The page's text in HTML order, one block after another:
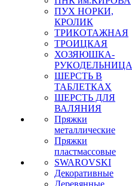
ПУХ НОРКИ,
КРОЛИК
ТРИКОТАЖНАЯ
ТРОИЦКАЯ
ХОЗЯЮШКА-
РУКОДЕЛЬНИЦА
ШЕРСТЬ В
ТАБЛЕТКАХ
ШЕРСТЬ ДЛЯ
ВАЛЯНИЯ
Пряжки
металлические
Пряжки
пластмассовые
SWAROVSKI
Декоративные
Деревянные